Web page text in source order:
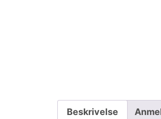
Beskrivelse